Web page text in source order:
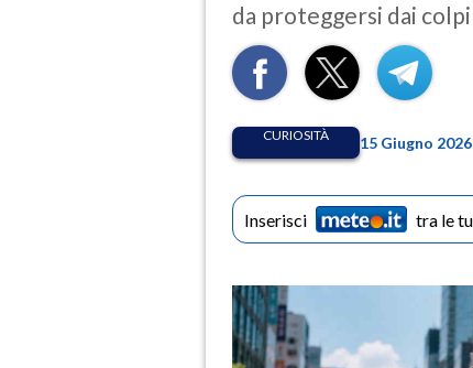
da proteggersi dai
CURIOSITÀ 15 Giugno
Inserisci tra le